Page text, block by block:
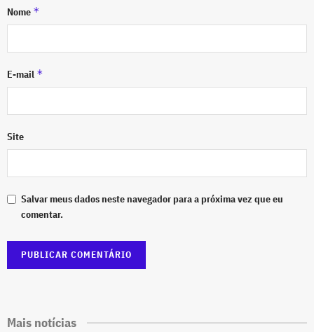
Nome *
E-mail *
Site
Salvar meus dados neste navegador para a próxima vez que eu
comentar.
Mais notícias